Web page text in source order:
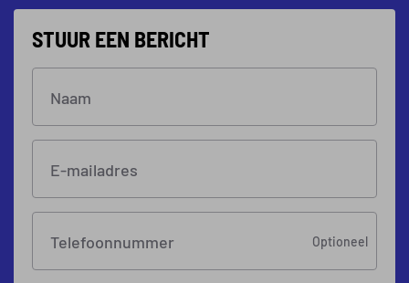
STUUR EEN BERICHT
Naam
E-mailadres
Telefoonnummer Optioneel